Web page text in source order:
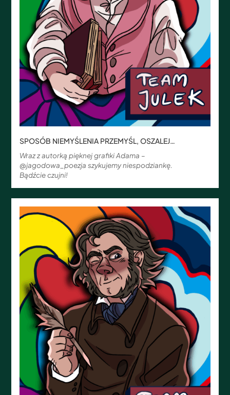
SPOSÓB NIEMYŚLENIA PRZEMYŚL, OSZALEJ…
Wraz z autorką pięknej grafiki Adama –
@jagodowa_poezja szykujemy niespodziankę.
Bądźcie czujni!